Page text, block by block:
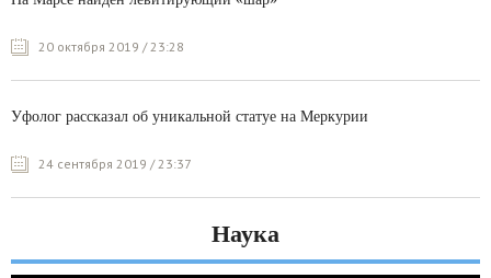
20 октября 2019 / 23:28
Уфолог рассказал об уникальной статуе на Меркурии
24 сентября 2019 / 23:37
Наука